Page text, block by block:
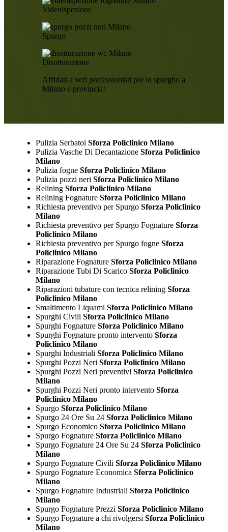
Videoispezione
Spurgo
Disotturazione
Affidati a veri professionisti per lo spurgho a
Milano e provincia!
Pulizia Serbatoi Sforza Policlinico Milano
Pulizia Vasche Di DecantazioneSforza Policlinico
Milano
Pulizia fogneSforza Policlinico Milano
Pulizia pozzi neri Sforza Policlinico Milano
ReliningSforza Policlinico Milano
Relining FognatureSforza Policlinico Milano
Richiesta preventivo per SpurgoSforza Policlinico
Milano
Richiesta preventivo per Spurgo FognatureSforza
Policlinico Milano
Richiesta preventivo per Spurgo fogneSforza
Policlinico Milano
Riparazione FognatureSforza Policlinico Milano
Riparazione Tubi Di ScaricoSforza Policlinico
Milano
Riparazioni tubature con tecnica reliningSforza
Policlinico Milano
Smaltimento Liquami Sforza Policlinico Milano
Spurghi Civili Sforza Policlinico Milano
Spurghi FognatureSforza Policlinico Milano
Spurghi Fognature pronto interventoSforza
Policlinico Milano
Spurghi Industriali Sforza Policlinico Milano
Spurghi Pozzi Neri Sforza Policlinico Milano
Spurghi Pozzi Neri preventivi Sforza Policlinico
Milano
Spurghi Pozzi Neri pronto interventoSforza
Policlinico Milano
SpurgoSforza Policlinico Milano
Spurgo 24 Ore Su 24Sforza Policlinico Milano
Spurgo EconomicoSforza Policlinico Milano
Spurgo FognatureSforza Policlinico Milano
Spurgo Fognature 24 Ore Su 24Sforza Policlinico
Milano
Spurgo Fognature Civili Sforza Policlinico Milano
Spurgo Fognature Economica Sforza Policlinico
Milano
Spurgo Fognature Industriali Sforza Policlinico
Milano
Spurgo Fognature Prezzi Sforza Policlinico Milano
Spurgo Fognature a chi rivolgersi Sforza Policlinico
Milano